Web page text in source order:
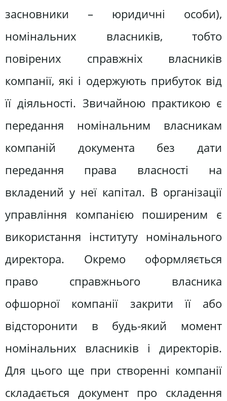
засновники – юридичні особи),
номінальних власників, тобто
повірених справжніх власників
компанії, які і одержують прибуток від
її діяльності. Звичайною практикою є
передання номінальним власникам
компаній документа без дати
передання права власності на
вкладений у неї капітал. В організації
управління компанією поширеним є
використання інституту номінального
директора. Окремо оформляється
право справжнього власника
офшорної компанії закрити її або
відсторонити в будь-який момент
номінальних власників і директорів.
Для цього ще при створенні компанії
складається документ про складення